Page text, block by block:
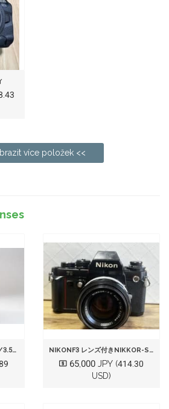
více položek <<
AF-S NIKKOR 18-300MM F/3.5-6.3G NIKONF3 レンズ付きNIKKOR-S・C AUTO 50MM F/1.4
65,000 JPY (414.30
USD)